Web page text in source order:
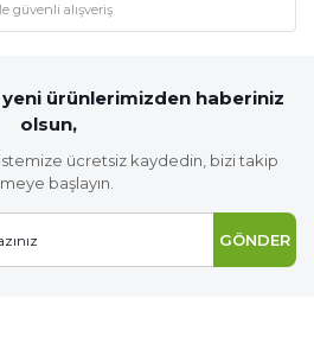
güvenli alışveriş
ürünlerimizden haberiniz
olsun,
ücretsiz kaydedin, bizi takip
başlayın.
GÖNDER